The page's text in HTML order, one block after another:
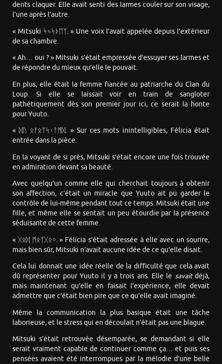
dents claquer. Elle avait senti des larmes couler sur son visage,
l’une après l’autre.
« Mitsuki ᛋᛃᛋᚦᛖᛉ. » Une voix l’avait appelée depuis l’extérieur
de sa chambre.
« Ah… oui ? » Mitsuki s’était empressée d’essuyer ses larmes et
de répondre du mieux qu’elle le pouvait.
En plus, elle était la femme fiancée au patriarche du Clan du
Loup. Si elle se laissait voir en train de sangloter
pathétiquement dès son premier jour ici, ce serait la honte
pour Yuuto.
« ᛞᚢ ᛟᚠᛟᛉᛋᚲᚨᛗᛞ. » Sur ces mots inintelligibles, Félicia était
entrée dans la pièce.
En la voyant de si près, Mitsuki s’était encore une fois trouvée
en admiration devant sa beauté.
Avec quelqu’un comme elle qui cherchait toujours à obtenir
son affection, c’était un miracle que Yuuto ait pu garder le
contrôle de lui-même pendant tout ce temps. Mitsuki était une
fille, et même elle se sentait un peu étourdie par la présence
séduisante de cette femme.
« ᚷᛟᛞ ᛗᛟᛉᚷᛟᛜ. » Félicia s’était adressée à elle avec un sourire,
mais bien sûr, Mitsuki n’avait aucune idée de ce qu’elle disait.
Cela lui donnait une idée réelle de la difficulté que cela avait
dû représenter pour Yuuto il y a trois ans. Elle le savaitdéjà,
mais maintenant qu’elle en faisait l’expérience, elle devait
admettre que c’était bien pire que ce qu’elle avait imaginé.
Même la communication la plus basique était une tâche
laborieuse, et le stress qui en découlait n’était pas une blague.
Mitsuki s’était retrouvée désemparée, se demandant si elle
serait vraiment capable de continuer comme ça… et puis ses
pensées avaient été interrompues par la mélodie d’une belle